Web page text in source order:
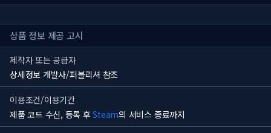
상품 정보 제공 고시
제작자 또는 공급자
상세정보 개발사/퍼블리셔 참조
이용조건/이용기간
제품 코드 수신, 등록 후Steam의 서비스 종료까지